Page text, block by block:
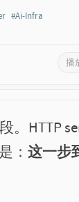
#Ai-Infra
播
。HTTP
： 这一步